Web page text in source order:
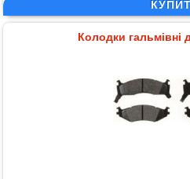
Колодки гальмівні